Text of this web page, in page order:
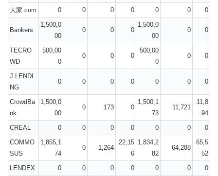
大家.com 0 0 0 0 0 0 0
Bankers
1,500,0
00
0 0 0
1,500,0
00
0 0
TECRO
WD
500,00
0
0 0 0
500,00
0
0 0
J.LENDI
NG
0 0 0 0 0 0 0
CrowdBa
nk
1,500,0
00
0 173 0
1,500,1
73
11,721
11,8
94
CREAL
0 0 0 0 0 0
0
COMMO
SUS
1,855,1
74
0 1,264
22,15
6
1,834,2
82
64,288
65,5
52
LENDEX
0 0 0 0 0 0
0